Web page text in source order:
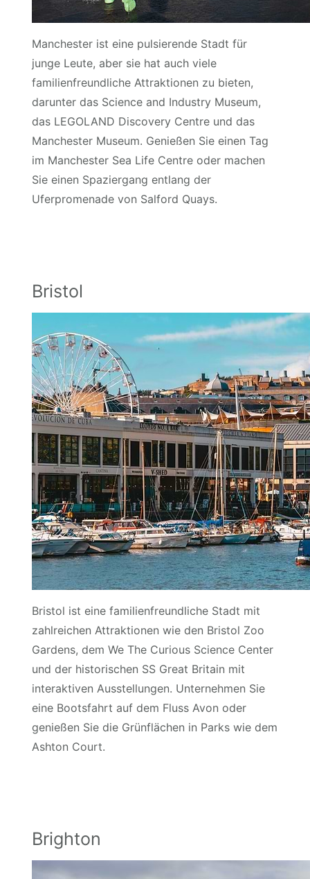
Manchester ist eine pulsierende Stadt für
junge Leute, aber sie hat auch viele
familienfreundliche Attraktionen zu bieten,
darunter das Science and Industry Museum,
das LEGOLAND Discovery Centre und das
Manchester Museum. Genießen Sie einen Tag
im Manchester Sea Life Centre oder machen
Sie einen Spaziergang entlang der
Uferpromenade von Salford Quays.
Bristol
Bristol ist eine familienfreundliche Stadt mit
zahlreichen Attraktionen wie den Bristol Zoo
Gardens, dem We The Curious Science Center
und der historischen SS Great Britain mit
interaktiven Ausstellungen. Unternehmen Sie
eine Bootsfahrt auf dem Fluss Avon oder
genießen Sie die Grünflächen in Parks wie dem
Ashton Court.
Brighton